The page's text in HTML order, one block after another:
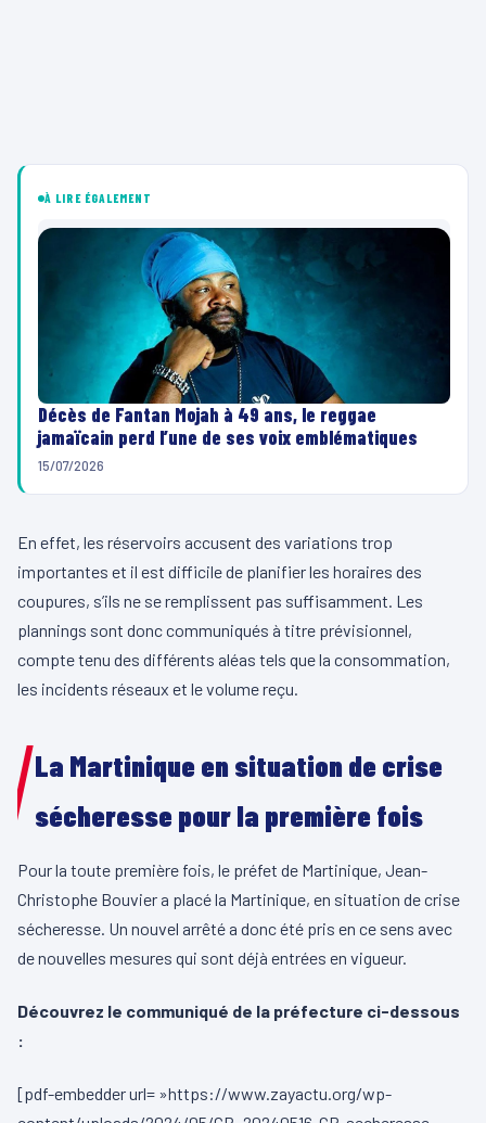
À LIRE ÉGALEMENT
Décès de Fantan Mojah à 49 ans, le reggae
jamaïcain perd l’une de ses voix emblématiques
15/07/2026
En effet, les réservoirs accusent des variations trop
importantes et il est difficile de planifier les horaires des
coupures, s’ils ne se remplissent pas suffisamment. Les
plannings sont donc communiqués à titre prévisionnel,
compte tenu des différents aléas tels que la consommation,
les incidents réseaux et le volume reçu.
La Martinique en situation de crise
sécheresse pour la première fois
Pour la toute première fois, le préfet de Martinique, Jean-
Christophe Bouvier a placé la Martinique, en situation de crise
sécheresse. Un nouvel arrêté a donc été pris en ce sens avec
de nouvelles mesures qui sont déjà entrées en vigueur.
Découvrez le communiqué de la préfecture ci-dessous
:
[pdf-embedder url= »https://www.zayactu.org/wp-